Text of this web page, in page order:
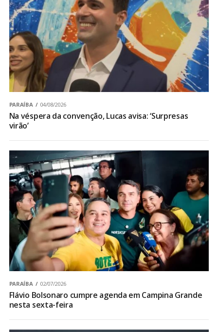
PARAÍBA 04/08/2026
Na véspera da convenção, Lucas avisa: ‘Surpresas
virão’
PARAÍBA 02/07/2026
Flávio Bolsonaro cumpre agenda em Campina Grande
nesta sexta-feira